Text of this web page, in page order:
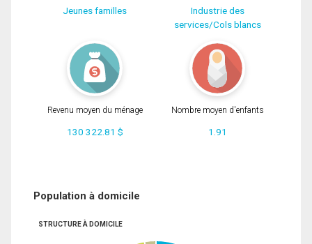
Jeunes familles
Industrie des
services/Cols blancs
Revenu moyen du ménage
130 322.81 $
Nombre moyen d'enfants
1.91
Population à domicile
STRUCTURE À DOMICILE